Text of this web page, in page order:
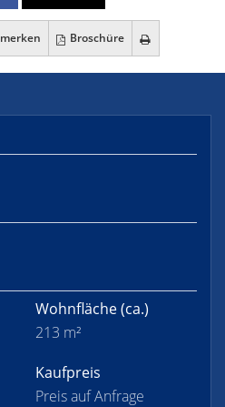
merken Broschüre
Wohnfläche(ca.)
213 m²
Kaufpreis
Preis auf Anfrage